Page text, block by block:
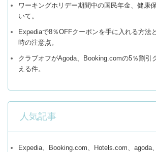
ワーキングホリデー期間中の国民年金、健康
いて。
Expediaで8％OFFクーポンを手に入れる方法
時の注意点。
クラブオフがAgoda、Booking.comの5％割引
える件。
人気記事
Expedia、Booking.com、Hotels.com、agoda